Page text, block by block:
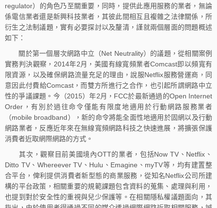
regulator）的角色乃至關重要，同時，提供此應用服務的業者，無論
係電信業者還是新興科技業者，其彼此間相互且複雜之法律關係，所
衍生之法制議題，實有必要探討以及釐清，謹就兩個層面的問題概述
如下：
關於第一個層次網路中立（Net Neutrality）的議題，從相關案例
實務判決觀察，2014年2月，美國有線寬頻業者Comcast即以頻寬有
限資源，以及確保網路流量充足的理由，說服Netflix服務營運商，同
意因此付費給Comcast，而雙方所進行之合作，也引起所謂網路中立
性的爭議課題。今（2015）年2月，FCC於最新通過的Open Internet
Order，有別於過往命令僅能有限度地適用於行動網路服務業者
（mobile broadband），新的命令將能全面性地適用於固網以及行動
網路業者，反應近年來在無線寬頻網路科技之快速進展，將擴張保護
消費者近取網際網路的方式。
其次，觀察目前美國境內OTT的業者，包括Now TV、Netflix、
Ditto TV、Whereever TV、Hulu、Emagine、myTV等，均有建置整
合平台，俾利提供消費者新型態的商業服務，從知名Netflix公司所建
構的平台政策，相關重要的規範課題包含資料的蒐集、處理與利用，
也提到對於安全性的重視與兒少保護等。在相關隱私權議題面向，其